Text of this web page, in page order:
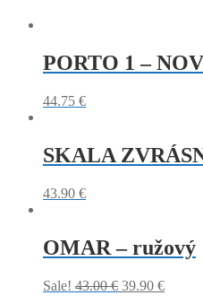
PORTO 1 –
44.75 €
SKALA
43.90 €
OMAR – ružový
Sale! 43.00€ 39.90 €